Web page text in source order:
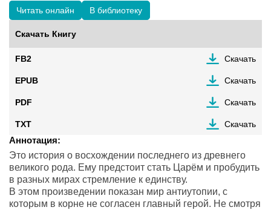
Читать онлайн В библиотеку
Скачать Книгу
FB2 Скачать
EPUB Скачать
PDF Скачать
TXT Скачать
Аннотация:
Это история о восхождении последнего из древнего
великого рода. Ему предстоит стать Царём и пробудить
в разных мирах стремление к единству.
В этом произведении показан мир антиутопии, с
которым в корне не согласен главный герой. Не смотря